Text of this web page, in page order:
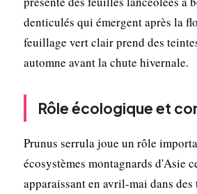
denticulés qui émergent après la
feuillage vert clair prend des
automne avant la chute hivernale.
Rôle écologique et
Prunus serrula joue un rôle
écosystèmes montagnards d'Asie
apparaissant en avril-mai dans